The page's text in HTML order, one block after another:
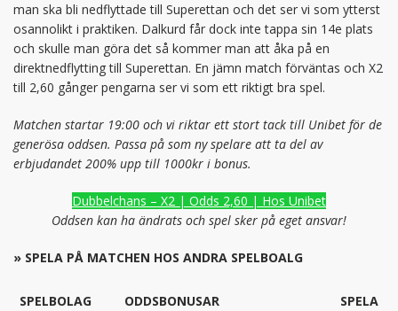
man ska bli nedflyttade till Superettan och det ser vi som ytterst
osannolikt i praktiken. Dalkurd får dock inte tappa sin 14e plats
och skulle man göra det så kommer man att åka på en
direktnedflytting till Superettan. En jämn match förväntas och X2
till 2,60 gånger pengarna ser vi som ett riktigt bra spel.
Matchen startar 19:00 och vi riktar ett stort tack till Unibet för de
generösa oddsen. Passa på som ny spelare att ta del av
erbjudandet 200% upp till 1000kr i bonus.
Dubbelchans – X2 | Odds 2,60 | Hos Unibet
Oddsen kan ha ändrats och spel sker på eget ansvar!
» SPELA PÅ MATCHEN HOS ANDRA SPELBOALG
SPELBOLAG ODDSBONUSAR SPELA